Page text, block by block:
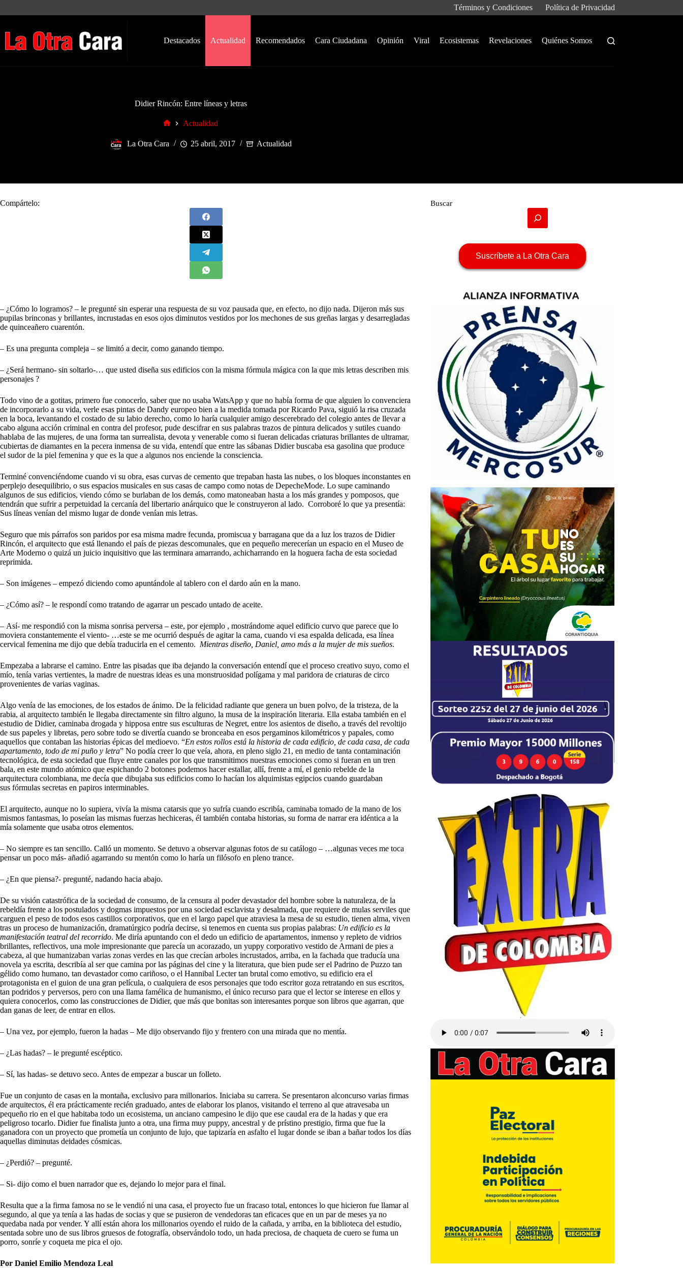
Términos y Condiciones Política de Privacidad
Destacados Actualidad Recomendados Cara Ciudadana Opinión Viral Ecosistemas Revelaciones Quiénes Somos
Didier Rincón: Entre líneas y letras
Actualidad
La Otra Cara 25 abril, 2017 Actualidad
Compártelo:
– ¿Cómo lo logramos? – le pregunté sin esperar una respuesta de su voz pausada que, en efecto, no dijo nada. Dijeron más sus
pupilas brinconas y brillantes, incrustadas en esos ojos diminutos vestidos por los mechones de sus greñas largas y desarregladas
de quinceañero cuarentón.
– Es una pregunta compleja – se limitó a decir, como ganando tiempo.
– ¿Será hermano- sin soltarlo-… que usted diseña sus edificios con la misma fórmula mágica con la que mis letras describen mis
personajes ?
Todo vino de a gotitas, primero fue conocerlo, saber que no usaba WatsApp y que no había forma de que alguien lo convenciera
de incorporarlo a su vida, verle esas pintas de Dandy europeo bien a la medida tomada por Ricardo Pava, siguió la risa cruzada
en la boca, levantando el costado de su labio derecho, como lo haría cualquier amigo descerebrado del colegio antes de llevar a
cabo alguna acción criminal en contra del profesor, pude descifrar en sus palabras trazos de pintura delicados y sutiles cuando
hablaba de las mujeres, de una forma tan surrealista, devota y venerable como si fueran delicadas criaturas brillantes de ultramar,
cubiertas de diamantes en la pecera inmensa de su vida, entendí que entre las sábanas Didier buscaba esa gasolina que produce
el sudor de la piel femenina y que es la que a algunos nos enciende la consciencia.
Terminé convenciéndome cuando vi su obra, esas curvas de cemento que trepaban hasta las nubes, o los bloques inconstantes en
perplejo desequilibrio, o sus espacios musicales en sus casas de campo como notas de DepecheMode. Lo supe caminando
algunos de sus edificios, viendo cómo se burlaban de los demás, como matoneaban hasta a los más grandes y pomposos, que
tendrán que sufrir a perpetuidad la cercanía del libertario anárquico que le construyeron al lado. Corroboré lo que ya presentía:
Sus líneas venían del mismo lugar de donde venían mis letras.
Seguro que mis párrafos son paridos por esa misma madre fecunda, promiscua y barragana que da a luz los trazos de Didier
Rincón, el arquitecto que está llenando el país de piezas descomunales, que en pequeño merecerían un espacio en el Museo de
Arte Moderno o quizá un juicio inquisitivo que las terminara amarrando, achicharrando en la hoguera facha de esta sociedad
reprimida.
– Son imágenes – empezó diciendo como apuntándole al tablero con el dardo aún en la mano.
– ¿Cómo así? – le respondí como tratando de agarrar un pescado untado de aceite.
– Así- me respondió con la misma sonrisa perversa – este, por ejemplo , mostrándome aquel edificio curvo que parece que lo
moviera constantemente el viento- …este se me ocurrió después de agitar la cama, cuando vi esa espalda delicada, esa línea
cervical femenina me dijo que debía traducirla en el cemento. Mientras diseño, Daniel, amo más a la mujer de mis sueños.
Empezaba a labrarse el camino. Entre las pisadas que iba dejando la conversación entendí que el proceso creativo suyo, como el
mío, tenía varias vertientes, la madre de nuestras ideas es una monstruosidad polígama y mal paridora de criaturas de circo
provenientes de varias vaginas.
Algo venía de las emociones, de los estados de ánimo. De la felicidad radiante que genera un buen polvo, de la tristeza, de la
rabia, al arquitecto también le llegaba directamente sin filtro alguno, la musa de la inspiración literaria. Ella estaba también en el
estudio de Didier, caminaba drogada y hipposa entre sus esculturas de Negret, entre los asientos de diseño, a través del revoltijo
de sus papeles y libretas, pero sobre todo se divertía cuando se bronceaba en esos pergaminos kilométricos y papales, como
aquellos que contaban las historias épicas del medioevo. “En estos rollos está la historia de cada edificio, de cada casa, de cada
apartamento, todo de mi puño y letra” No podía creer lo que veía, ahora, en pleno siglo 21, en medio de tanta contaminación
tecnológica, de esta sociedad que fluye entre canales por los que transmitimos nuestras emociones como si fueran en un tren
bala, en este mundo atómico que espichando 2 botones podemos hacer estallar, allí, frente a mí, el genio rebelde de la
arquitectura colombiana, me decía que dibujaba sus edificios como lo hacían los alquimistas egipcios cuando guardaban
sus fórmulas secretas en papiros interminables.
El arquitecto, aunque no lo supiera, vivía la misma catarsis que yo sufría cuando escribía, caminaba tomado de la mano de los
mismos fantasmas, lo poseían las mismas fuerzas hechiceras, él también contaba historias, su forma de narrar era idéntica a la
mía solamente que usaba otros elementos.
– No siempre es tan sencillo. Calló un momento. Se detuvo a observar algunas fotos de su catálogo – …algunas veces me toca
pensar un poco más- añadió agarrando su mentón como lo haría un filósofo en pleno trance.
– ¿En que piensa?- pregunté, nadando hacia abajo.
De su visión catastrófica de la sociedad de consumo, de la censura al poder devastador del hombre sobre la naturaleza, de la
rebeldía frente a los postulados y dogmas impuestos por una sociedad esclavista y desalmada, que requiere de mulas serviles que
carguen el peso de todos esos castillos corporativos, que en el largo papel que atraviesa la mesa de su estudio, tienen alma, viven
tras un proceso de humanización, dramatúrgico podría decirse, si tenemos en cuenta sus propias palabras: Un edificio es la
manifestación teatral del recorrido. Me diría apuntando con el dedo un edificio de apartamentos, inmenso y repleto de vidrios
brillantes, reflectivos, una mole impresionante que parecía un acorazado, un yuppy corporativo vestido de Armani de pies a
cabeza, al que humanizaban varias zonas verdes en las que crecían arboles incrustados, arriba, en la fachada que traducía una
novela ya escrita, describía al ser que camina por las páginas del cine y la literatura, que bien pude ser el Padrino de Puzzo tan
gélido como humano, tan devastador como cariñoso, o el Hannibal Lecter tan brutal como emotivo, su edificio era el
protagonista en el guion de una gran película, o cualquiera de esos personajes que todo escritor goza retratando en sus escritos,
tan podridos y perversos, pero con una llama famélica de humanismo, el único recurso para que el lector se interese en ellos y
quiera conocerlos, como las construcciones de Didier, que más que bonitas son interesantes porque son libros que agarran, que
dan ganas de leer, de entrar en ellos.
– Una vez, por ejemplo, fueron la hadas – Me dijo observando fijo y frentero con una mirada que no mentía.
– ¿Las hadas? – le pregunté escéptico.
– Sí, las hadas- se detuvo seco. Antes de empezar a buscar un folleto.
Fue un conjunto de casas en la montaña, exclusivo para millonarios. Iniciaba su carrera. Se presentaron alconcurso varias firmas
de arquitectos, él era prácticamente recién graduado, antes de elaborar los planos, visitando el terreno al que atravesaba un
pequeño rio en el que habitaba todo un ecosistema, un anciano campesino le dijo que ese caudal era de la hadas y que era
peligroso tocarlo. Didier fue finalista junto a otra, una firma muy puppy, ancestral y de prístino prestigio, firma que fue la
ganadora con un proyecto que prometía un conjunto de lujo, que tapizaría en asfalto el lugar donde se iban a bañar todos los días
aquellas diminutas deidades cósmicas.
– ¿Perdió? – pregunté.
– Si- dijo como el buen narrador que es, dejando lo mejor para el final.
Resulta que a la firma famosa no se le vendió ni una casa, el proyecto fue un fracaso total, entonces lo que hicieron fue llamar al
segundo, al que ya tenía a las hadas de socias y que se pusieron de vendedoras tan eficaces que en un par de meses ya no
quedaba nada por vender. Y allí están ahora los millonarios oyendo el ruido de la cañada, y arriba, en la biblioteca del estudio,
sentada sobre uno de sus libros gruesos de fotografía, observándolo todo, un hada preciosa, de chaqueta de cuero se fuma un
porro, sonríe y coqueta me pica el ojo.
Por Daniel Emilio Mendoza Leal
Buscar
Suscríbete a La Otra Cara